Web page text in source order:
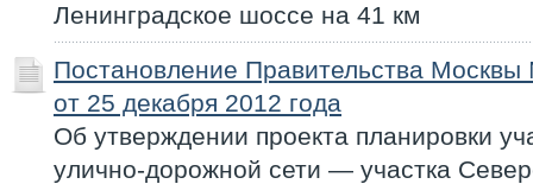
Ленинградское шоссе на 41 км
Постановление Правительства
от 25 декабря 2012 года
Об утверждении проекта планировки
улично-дорожной сети — участка